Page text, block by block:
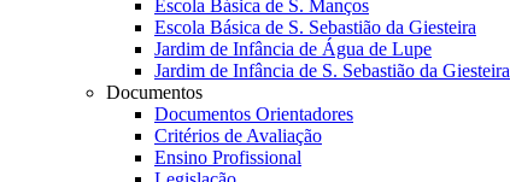
Escola Básica de S. Manços
Escola Básica de S. Sebastião da Giesteira
Jardim de Infância de Água de Lupe
Jardim de Infância de S. Sebastião da Giesteira
Documentos
Documentos Orientadores
Critérios de Avaliação
Ensino Profissional